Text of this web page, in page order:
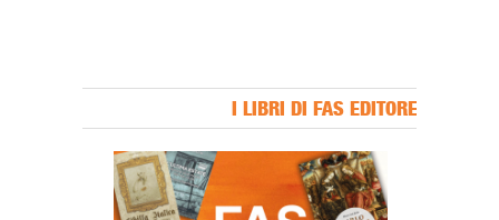
I LIBRI DI FAS EDITORE